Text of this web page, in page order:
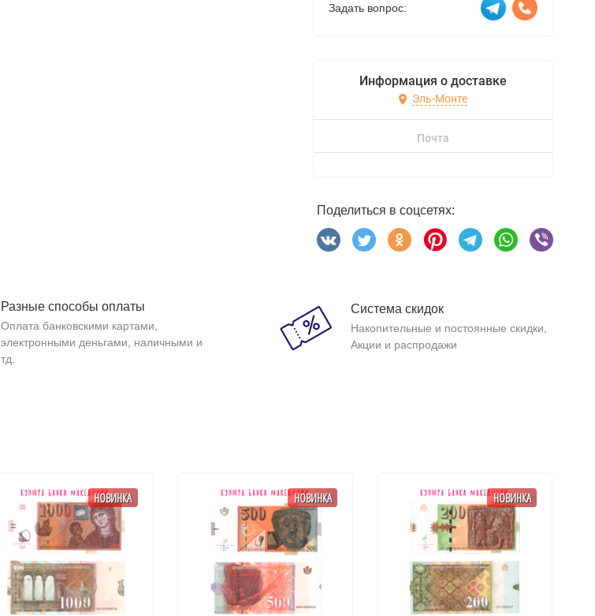
Задать вопрос:
Информация о доставке
Эль-Монте
Почта
Поделиться в соцсетях:
Разные способы оплаты
Оплата банковскими картами,
электронными деньгами, наличными и
тд.
Система скидок
Накопительные и постоянные скидки,
Акции и распродажи
НОВИНКА НОВИНКА НОВИНКА